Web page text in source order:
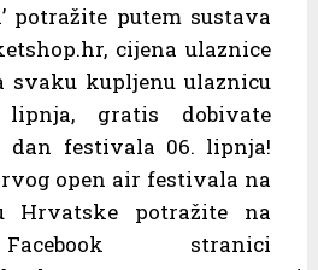
potražite putem sustava
cijena ulaznice
svaku kupljenu ulaznicu
gratis dobivate
dan festivala 06. lipnja!
open air festivala na
Hrvatske potražite na
stranici